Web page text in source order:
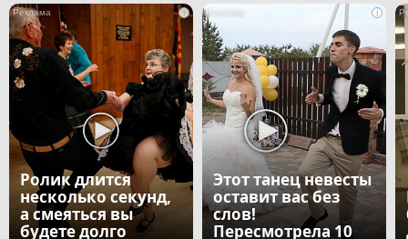
i
Ролик длится
несколько секунд,
а смеяться вы
будете долго
i
Этот танец невесты
оставит вас без
слов!
Пересмотрела 10